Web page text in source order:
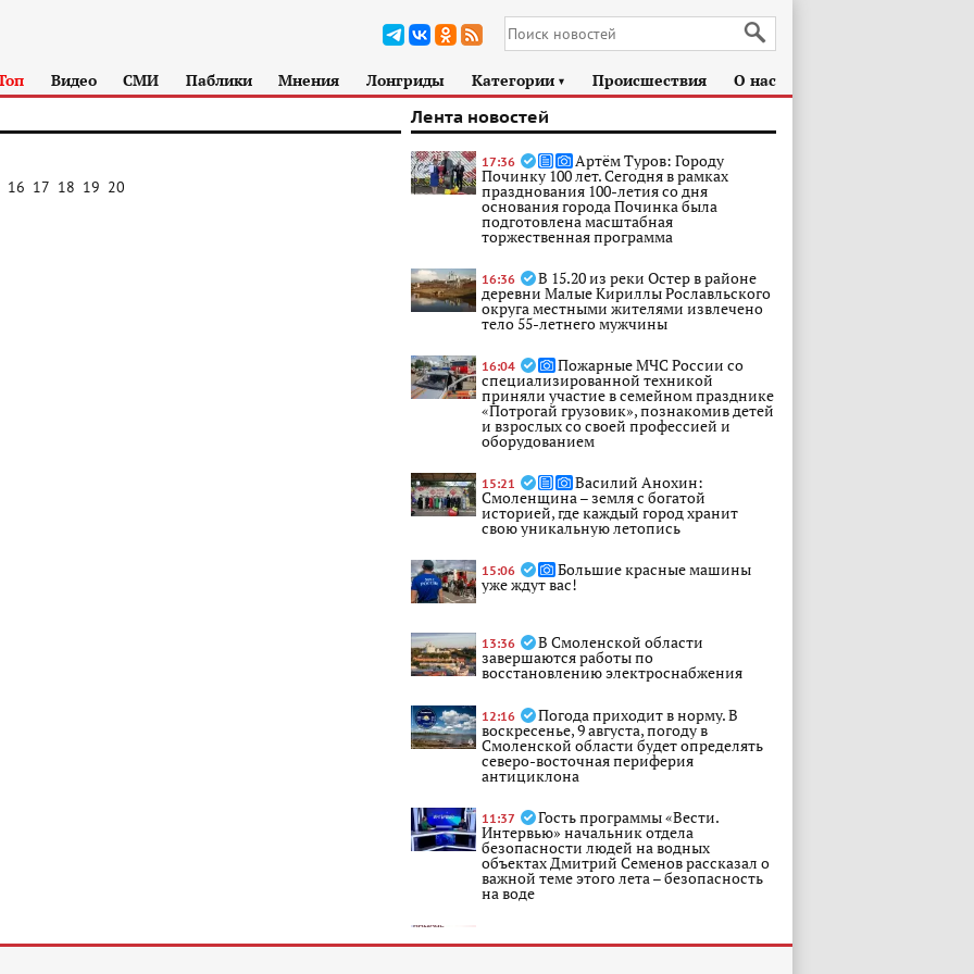
Видео СМИ Паблики Мнения Лонгриды Категории ► Происшествия О нас
16 17 18 19 20
Лента новостей
17:36 Артём Туров: Городу
Починку 100 лет. Сегодня в рамках
празднования 100-летия со дня
основания города Починка была
подготовлена масштабная
торжественная программа
16:36 В 15.20 из реки Остер в районе
деревни Малые Кириллы Рославльского
округа местными жителями извлечено
тело 55-летнего мужчины
16:04 Пожарные МЧС России со
специализированной техникой
приняли участие в семейном празднике
«Потрогай грузовик», познакомив детей
и взрослых со своей профессией и
оборудованием
15:21 Василий Анохин:
Смоленщина – земля с богатой
историей, где каждый город хранит
свою уникальную летопись
15:06 Большие красные машины
уже ждут вас!
13:36 В Смоленской области
завершаются работы по
восстановлению электроснабжения
12:16 Погода приходит в норму. В
воскресенье, 9 августа, погоду в
Смоленской области будет определять
северо-восточная периферия
антициклона
11:37 Гость программы «Вести.
Интервью» начальник отдела
безопасности людей на водных
объектах Дмитрий Семенов рассказал о
важной теме этого лета – безопасность
на воде
Минобороны России помогли